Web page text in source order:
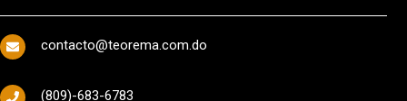
contacto@teorema.com.do
(809)-683-6783